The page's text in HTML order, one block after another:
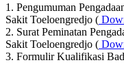
1. Pengumuman
Sakit Toeloengredjo (
2. Surat Peminatan
Sakit Toeloengredjo (
3. Formulir Kualifikasi